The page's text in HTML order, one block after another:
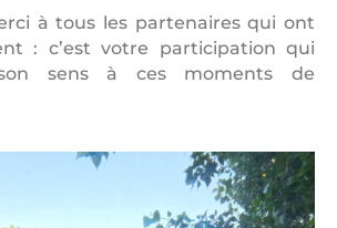
à tous les partenaires qui ont
: c’est votre participation qui
sens à ces moments de